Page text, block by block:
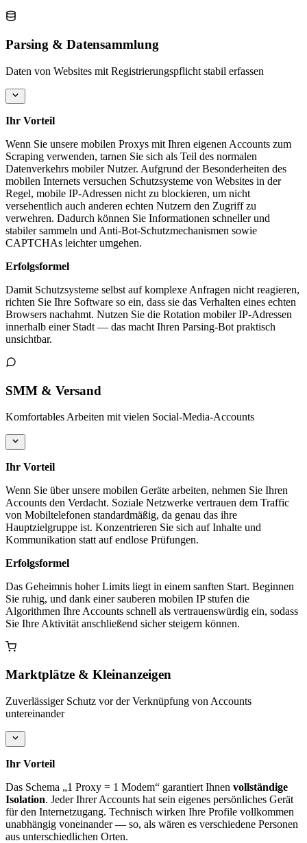
Parsing & Datensammlung
Daten von Websites mit Registrierungspflicht stabil erfassen
Ihr Vorteil
Wenn Sie unsere mobilen Proxys mit Ihren eigenen Accounts zum
Scraping verwenden, tarnen Sie sich als Teil des normalen
Datenverkehrs mobiler Nutzer. Aufgrund der Besonderheiten des
mobilen Internets versuchen Schutzsysteme von Websites in der
Regel, mobile IP-Adressen nicht zu blockieren, um nicht
versehentlich auch anderen echten Nutzern den Zugriff zu
verwehren. Dadurch können Sie Informationen schneller und
stabiler sammeln und Anti-Bot-Schutzmechanismen sowie
CAPTCHAs leichter umgehen.
Erfolgsformel
Damit Schutzsysteme selbst auf komplexe Anfragen nicht reagieren,
richten Sie Ihre Software so ein, dass sie das Verhalten eines echten
Browsers nachahmt. Nutzen Sie die Rotation mobiler IP-Adressen
innerhalb einer Stadt — das macht Ihren Parsing-Bot praktisch
unsichtbar.
SMM & Versand
Komfortables Arbeiten mit vielen Social-Media-Accounts
Ihr Vorteil
Wenn Sie über unsere mobilen Geräte arbeiten, nehmen Sie Ihren
Accounts den Verdacht. Soziale Netzwerke vertrauen dem Traffic
von Mobiltelefonen standardmäßig, da genau das ihre
Hauptzielgruppe ist. Konzentrieren Sie sich auf Inhalte und
Kommunikation statt auf endlose Prüfungen.
Erfolgsformel
Das Geheimnis hoher Limits liegt in einem sanften Start. Beginnen
Sie ruhig, und dank einer sauberen mobilen IP stufen die
Algorithmen Ihre Accounts schnell als vertrauenswürdig ein, sodass
Sie Ihre Aktivität anschließend sicher steigern können.
Marktplätze & Kleinanzeigen
Zuverlässiger Schutz vor der Verknüpfung von Accounts
untereinander
Ihr Vorteil
Das Schema „1 Proxy = 1 Modem“ garantiert Ihnen vollständige
Isolation. Jeder Ihrer Accounts hat sein eigenes persönliches Gerät
für den Internetzugang. Technisch wirken Ihre Profile vollkommen
unabhängig voneinander — so, als wären es verschiedene Personen
aus unterschiedlichen Orten.